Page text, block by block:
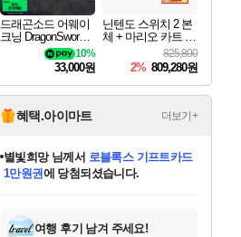
드래곤소드 어웨이
크닝 DragonSword A
10%
33,000원
닌텐도 스위치 2 본
체 + 마리오 카트 월
드 + 포켓몬스터 레
전드 ZA 닌텐도 스
위치 2 에디션 번들
825,800
2% 809,280원
혜택.아이마트 더보기+
교환.
당첨되셨습니다.
당첨되셨습니다.
당첨되셨습니다.
별빛희망님께서 로블록스 기프트카드
1만원권에 당첨되셨습니다.
당첨되셨습니다.
당첨되셨습니다.
당첨되셨습니다.
당첨되셨습니다.
에디션 (스팀코드) 를 교환.
당첨되셨습니다.
여행 후기 남겨 주세요!